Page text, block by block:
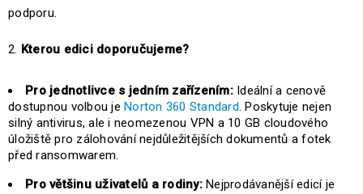
podporu.
Kterou edici doporučujeme?
Pro jednotlivce s jedním zařízením:Ideální a cenově
dostupnou volbou je Norton 360 Standard. Poskytuje nejen
silný antivirus, ale i neomezenou VPN a 10 GB cloudového
úložiště pro zálohování nejdůležitějších dokumentů a fotek
před ransomwarem.
Pro většinu uživatelů a rodiny:Nejprodávanější edicí je